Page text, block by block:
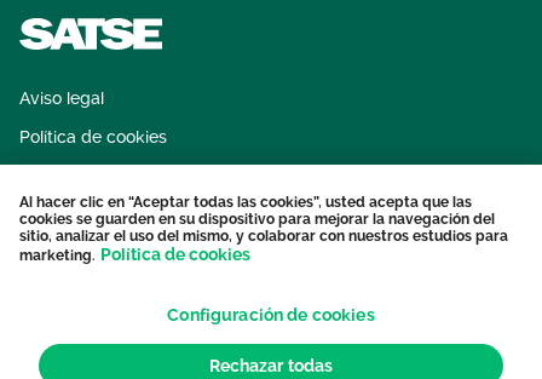
Aviso legal
Política de cookies
Protección datos personales
Contacto
Al hacer clic en “Aceptar todas las cookies”, usted acepta que las
cookies se guarden en su dispositivo para mejorar la navegación del
sitio, analizar el uso del mismo, y colaborar con nuestros estudios para
marketing. Política de cookies
Configuración de cookies
Rechazar todas